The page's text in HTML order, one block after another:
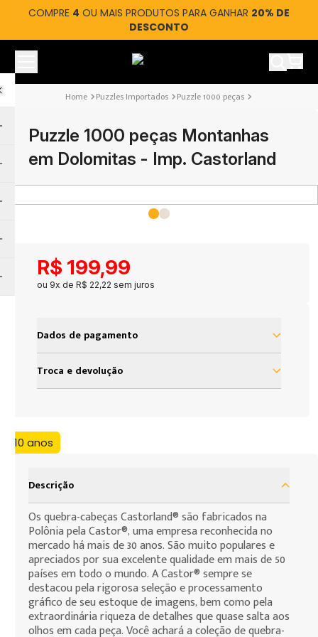
COMPRE 4 OU MAIS PRODUTOS PARA GANHAR 20% DE
DESCONTO
Ver
Puzzles Importados Puzzle 1000 peças
Puzzle 1000 peças Montanhas
em Dolomitas - Imp. Castorland
R$ 199,99
ou 9x de R$ 22,22 sem juros
Dados de pagamento
à vista R$ 199,99
2x de R$ 99,99 sem juros
4x de R$ 49,99 sem juros
6x de R$ 33,33 sem juros
7x de R$ 28,57 sem juros
8x de R$ 24,99 sem juros
9x de R$ 22,22 sem juros
Troca e devolução
Assim, definimos uma política de troca e devolução
baseada no código de defesa do consumidor que
presentes condições são as cláusulas de
contratação por adesão que você, consumidor,
deve assumir para efeito da compra de produtos
que deseja fazer.
+10 anos
Descrição
Os quebra-cabeças Castorland® são fabricados na
Polônia pela Castor®, uma empresa reconhecida no
mercado há mais de 30 anos. São muito populares e
apreciados por sua excelente qualidade em mais de 50
países em todo o mundo. A Castor® sempre se
destacou pela rigorosa seleção e processamento
gráfico de seu estoque de imagens, bem como pela
extraordinária riqueza de detalhes que quase salta aos
olhos em cada peça. Você achará a coleção de quebra-